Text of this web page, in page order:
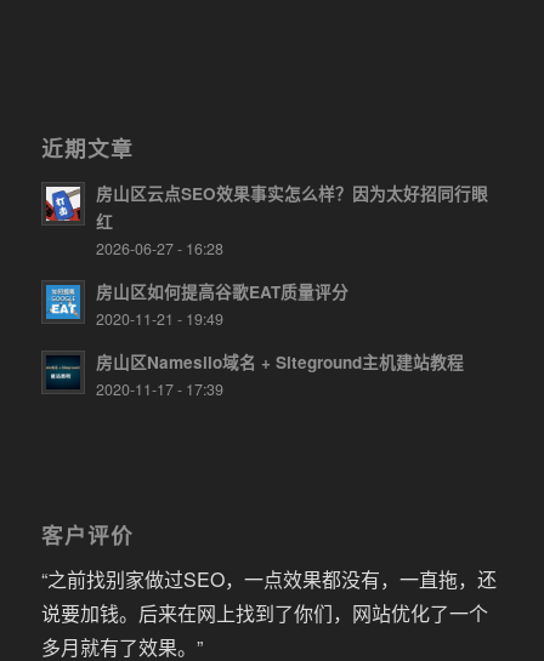
近期文章
房山区云点SEO效果事实怎么样？因为太好招同行眼
红
2026-06-27 - 16:28
房山区如何提高谷歌EAT质量评分
2020-11-21 - 19:49
房山区Namesilo域名 + Siteground主机建站教程
2020-11-17 - 17:39
客户评价
“之前找别家做过SEO，一点效果都没有，一直拖，还
说要加钱。后来在网上找到了你们，网站优化了一个
多月就有了效果。”